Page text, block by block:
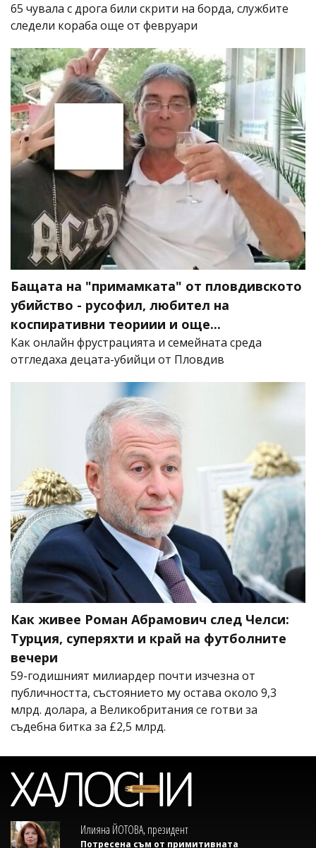
65 чувала с дрога били скрити на борда, службите
следели кораба още от февруари
Бащата на "примамката" от пловдивското
убийство - русофил, любител на
коспиративни теориии и още...
Как онлайн фрустрацията и семейната среда
отгледаха децата-убийци от Пловдив
Как живее Роман Абрамович след Челси:
Турция, суперяхти и край на футболните
вечери
59-годишният милиардер почти изчезна от
публичността, състоянието му остава около 9,3
млрд. долара, а Великобритания се готви за
съдебна битка за £2,5 млрд.
Илияна ЙОТОВА, президент
Потресена съм от примитивната